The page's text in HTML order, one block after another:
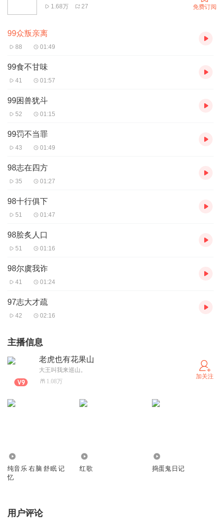
1.68万 27 免费订阅
99众叛亲离
88 01:49
99食不甘味
41 01:57
99困兽犹斗
52 01:15
99罚不当罪
43 01:49
98志在四方
35 01:27
98十行俱下
51 01:47
98脍炙人口
51 01:16
98尔虞我诈
41 01:24
97志大才疏
42 02:16
主播信息
老虎也有花果山
大王叫我来巡山。
1.08万
加关注
纯音乐 右脑 舒眠 记
忆
红歌 捣蛋鬼日记
用户评论